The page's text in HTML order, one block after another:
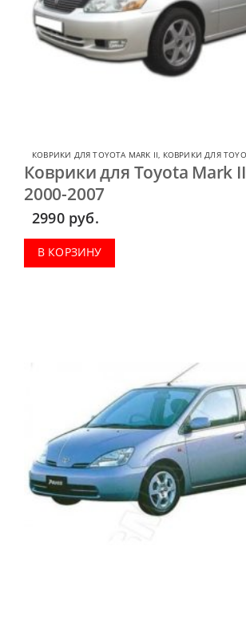
КОВРИКИ ДЛЯ TOYOTA MARK II КОВРИКИ ДЛЯ
Коврики для Toyota Mark
2000-2007
2990 руб.
В КОРЗИНУ